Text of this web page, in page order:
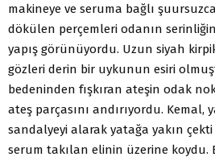
makineye ve seruma bağlı
dökülen perçemleri odanın
yapış görünüyordu. Uzun siyah
gözleri derin bir uykunun esiri
bedeninden fışkıran ateşin odak
ateş parçasını andırıyordu.
sandalyeyi alarak yatağa yakın çekti
serum takılan elinin üzerine koydu.